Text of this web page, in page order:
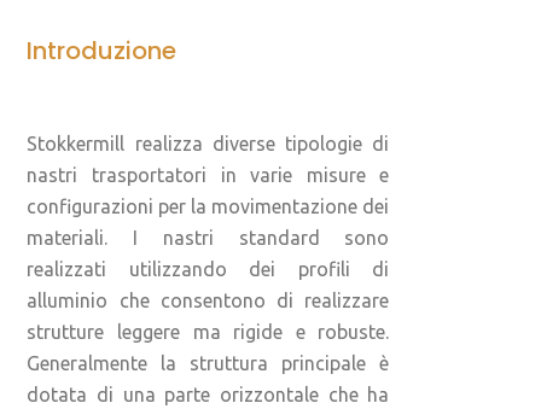
Introduzione
Stokkermill realizza diverse tipologie di
nastri trasportatori in varie misure e
configurazioni per la movimentazione dei
materiali. I nastri standard sono
realizzati utilizzando dei profili di
alluminio che consentono di realizzare
strutture leggere ma rigide e robuste.
Generalmente la struttura principale è
dotata di una parte orizzontale che ha